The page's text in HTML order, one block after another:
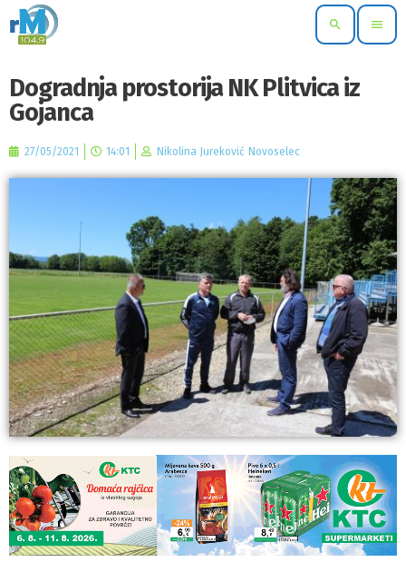
search menu
Dogradnja prostorija NK Plitvica iz
Gojanca
27/05/2021 14:01 Nikolina Jureković Novoselec